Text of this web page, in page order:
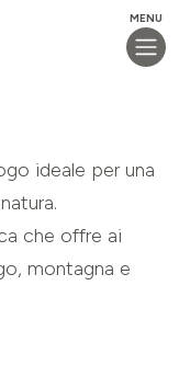
MENU
ideale per una
che offre ai
montagna e